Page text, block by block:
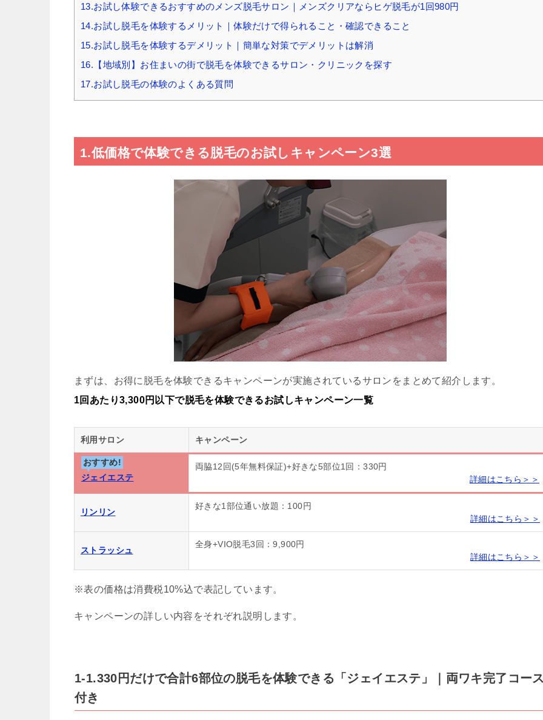
13.お試し体験できるおすすめのメンズ脱毛サロン｜メンズクリアならヒゲ脱毛が1回980円
14.お試し脱毛を体験するメリット｜体験だけで得られること・確認できること
15.お試し脱毛を体験するデメリット｜簡単な対策でデメリットは解消
16.【地域別】お住まいの街で脱毛を体験できるサロン・クリニックを探す
17.お試し脱毛の体験のよくある質問
1.低価格で体験できる脱毛のお試しキャンペーン3選
まずは、お得に脱毛を体験できるキャンペーンが実施されているサロンをまとめて紹介します。
1回あたり3,300円以下で脱毛を体験できるお試しキャンペーン一覧
利用サロン キャンペーン
おすすめ!
ジェイエステ
両脇12回(5年無料保証)+好きな5部位1回：330円
詳細はこちら＞＞
リンリン
好きな1部位通い放題：100円
詳細はこちら＞＞
ストラッシュ
全身+VIO脱毛3回：9,900円
詳細はこちら＞＞
※表の価格は消費税10%込で表記しています。
キャンペーンの詳しい内容をそれぞれ説明します。
1-1.330円だけで合計6部位の脱毛を体験できる「ジェイエステ」｜両ワキ完了コー
付き